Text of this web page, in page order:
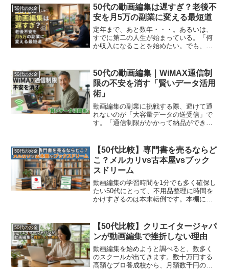
で高級レストランのフルコースを楽しむ
方法があります。答えはシ...
50代のお金
50代の動画編集は遅すぎ？老後不
安を月5万の副業に変える最短道
定年まで、あと数年・・・。あるいは、
すでに第二の人生が始まっている。「何
か収入になることを始めたい。でも、自
み飛ばさないでください。50代以降の人
が「動画編集」を始める...
50代のお金
50代の動画編集｜WiMAX通信制
限の不安を消す「賢いデータ活用
術」
動画編集の副業に挑戦する際、避けて通
れないのが「大容量データの送受信」で
す。「通信制限がかかって納品ができな
BIGLOBE WiMAX +5Gを最大限に活用
し、ストレス...
50代のお金
【50代比較】専門書を売るならど
こ？メルカリvs古本屋vsブック
スドリーム
動画編集の学習時間を1分でも多く確保し
たい50代にとって、不用品整理に時間を
かけすぎるのは本末転倒です。本棚に並
変わります。代表的な3つの方法を比較
し、最も賢い選択肢を...
50代のお金
【50代比較】クリエイタージャパ
ンが動画編集で挫折しない理由
動画編集を始めようと調べると、数多く
のスクールが出てきます。数十万円する
高額なプロ養成校から、月額数千円のオ